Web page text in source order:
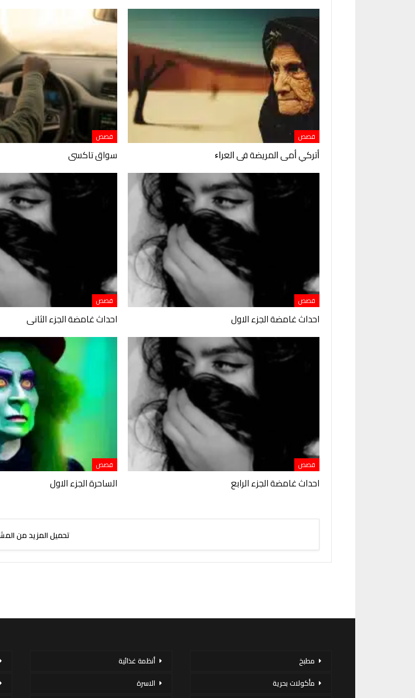
قصص
ﺃﺗﺮﻛﻲ ﺃﻣﻰ ﺍﻟﻤﺮﻳﻀﺔ ﻓﻰ ﺍﻟﻌﺮﺍﺀ
قصص
سواق تاكسى
قصص
احداث غامضة الجزء الاول
قصص
احداث غامضة الجزء الثانى
قصص
احداث غامضة الجزء الرابع
قصص
الساحرة الجزء الاول
تحميل المزيد من
مطبخ
مأكولات بحرية
أنظمة غذائية
الاسرة